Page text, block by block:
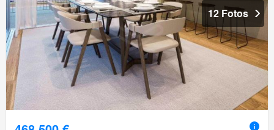
12 Fotos